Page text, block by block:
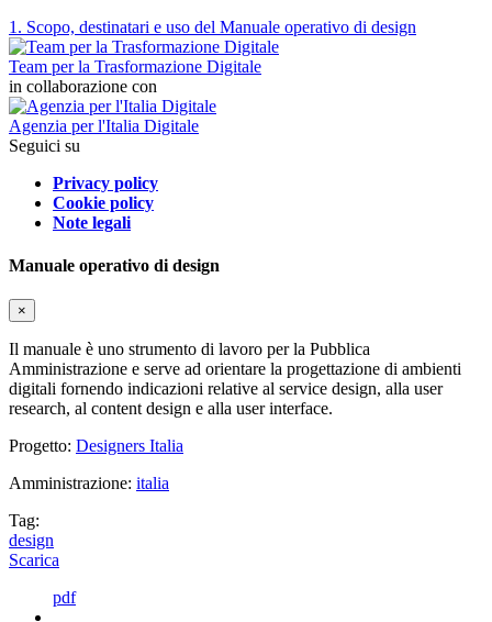
1. Scopo, destinatari e uso del Manuale operativo di design
Team per la Trasformazione Digitale
in collaborazione con
Agenzia per l'Italia Digitale
Seguici su
Privacy policy
Cookie policy
Note legali
Manuale operativo di design
×
Il manuale è uno strumento di lavoro per la Pubblica
Amministrazione e serve ad orientare la progettazione di ambienti
digitali fornendo indicazioni relative al service design, alla user
research, al content design e alla user interface.
Progetto: Designers Italia
Amministrazione: italia
Tag:
design
Scarica
pdf